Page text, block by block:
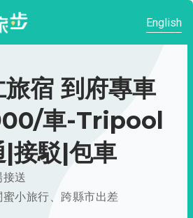
English
宿 到府專車
車-Tripool
接駁|包車
送
小旅行、跨縣市出差